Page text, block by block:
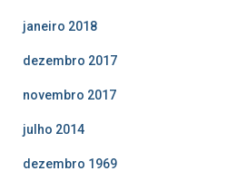
janeiro 2018
dezembro 2017
novembro 2017
julho 2014
dezembro 1969